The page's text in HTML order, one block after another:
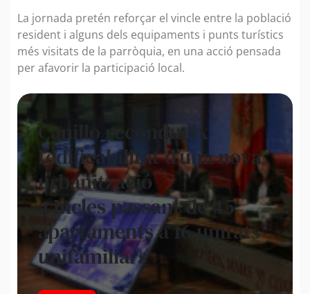
La jornada pretén reforçar el vincle entre la població
resident i alguns dels equipaments i punts turístics
més visitats de la parròquia, en una acció pensada
per afavorir la participació local.
Canillo recondueix
l’edificabilitat d’una nova
urbanització
a Incles passant de 45
apartaments a 16 unitats
unifamiliars